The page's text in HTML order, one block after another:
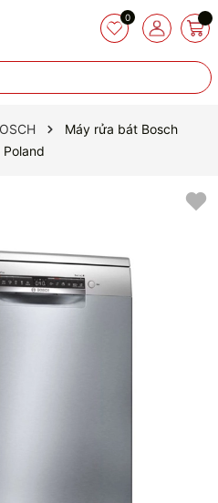
0
Máy rửa bát Bosch
Poland